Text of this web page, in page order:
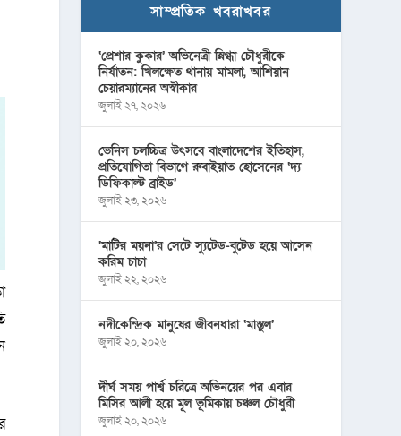
সাম্প্রতিক খবরাখবর
‘প্রেশার কুকার’ অভিনেত্রী স্নিগ্ধা চৌধুরীকে
নির্যাতন: খিলক্ষেত থানায় মামলা, আশিয়ান
চেয়ারম্যানের অস্বীকার
জুলাই ২৭, ২০২৬
ভেনিস চলচ্চিত্র উৎসবে বাংলাদেশের ইতিহাস,
প্রতিযোগিতা বিভাগে রুবাইয়াত হোসেনের ‘দ্য
ডিফিকাল্ট ব্রাইড’
জুলাই ২৩, ২০২৬
‘মাটির ময়না’র সেটে স্যুটেড-বুটেড হয়ে আসেন
করিম চাচা
জুলাই ২২, ২০২৬
নদীকেন্দ্রিক মানুষের জীবনধারা ‘মাস্তুল’
জুলাই ২০, ২০২৬
দীর্ঘ সময় পার্শ্ব চরিত্রে অভিনয়ের পর এবার
মিসির আলী হয়ে মূল ভূমিকায় চঞ্চল চৌধুরী
জুলাই ২০, ২০২৬